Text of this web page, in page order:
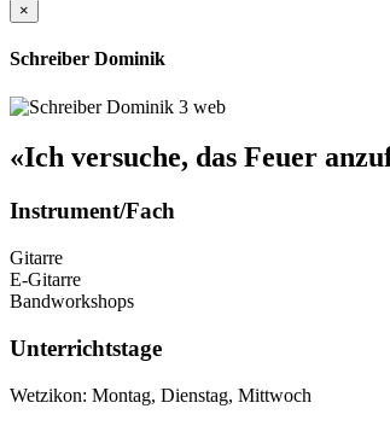
×
Schreiber Dominik
«Ich versuche, das Feuer
Instrument/Fach
Gitarre
E-Gitarre
Bandworkshops
Unterrichtstage
Wetzikon: Montag, Dienstag, Mittwoch